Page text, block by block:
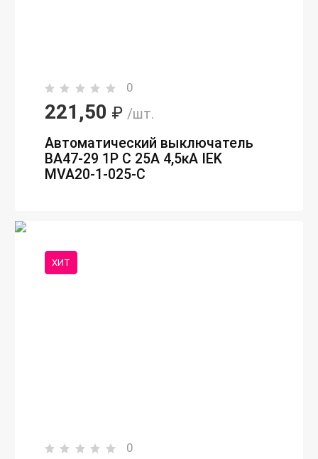
0
221,50 ₽ /шт.
Автоматический выключатель
ВА47-29 1P C 25А 4,5кА IEK
MVA20-1-025-C
ХИТ
0